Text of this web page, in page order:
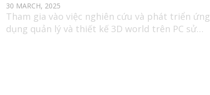
30 MARCH, 2025
Tham gia vào việc nghiên cứu và phát triển ứng
dụng quản lý và thiết kế 3D world trên PC sử